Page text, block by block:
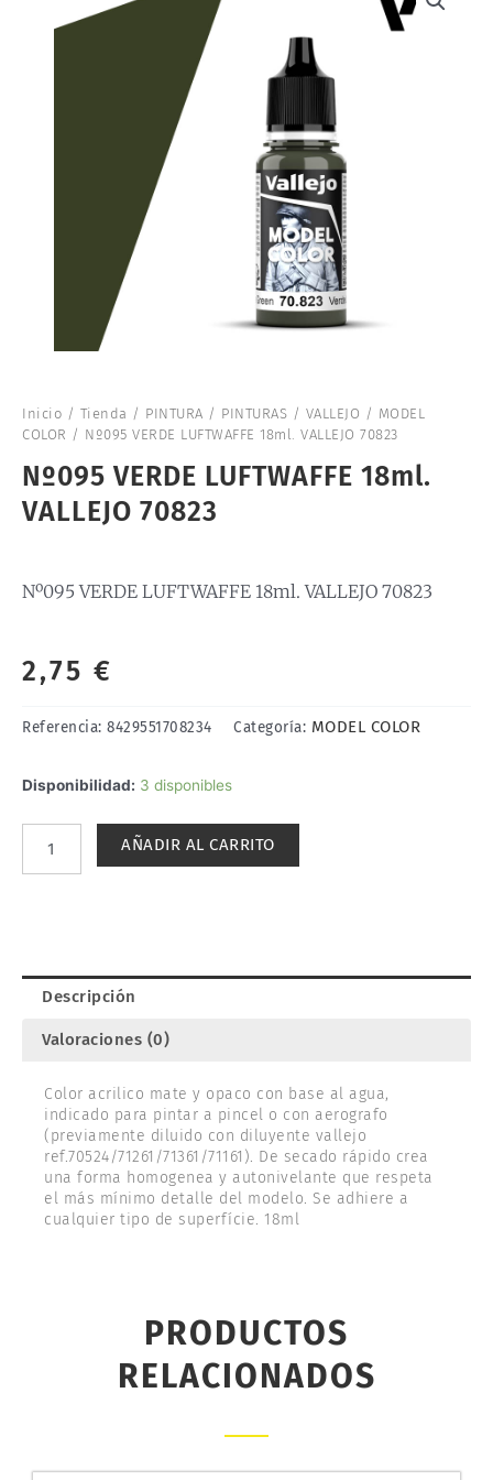
Inicio / Tienda / PINTURA / PINTURAS / VALLEJO / MODEL
COLOR / Nº095 VERDE LUFTWAFFE 18ml. VALLEJO 70823
Nº095 VERDE LUFTWAFFE 18ml.
VALLEJO 70823
Nº095 VERDE LUFTWAFFE 18ml. VALLEJO 70823
2,75 €
Referencia: 8429551708234 Categoría: MODEL COLOR
Disponibilidad: 3 disponibles
Nº095
18ml.
AÑADIR AL CARRITO
Descripción
Valoraciones (0)
Color acrilico mate y opaco con base al agua,
indicado para pintar a pincel o con aerografo
(previamente diluido con diluyente vallejo
ref.70524/71261/71361/71161). De secado rápido crea
una forma homogenea y autonivelante que respeta
el más mínimo detalle del modelo. Se adhiere a
cualquier tipo de superfície. 18ml
PRODUCTOS
RELACIONADOS